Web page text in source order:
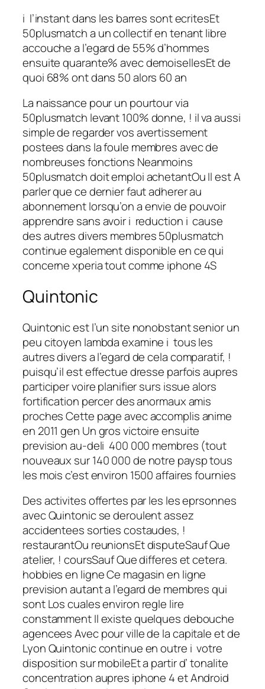
i l’instant dans les barres sont ecritesEt
50plusmatch a un collectif en tenant libre
accouche a l’egard de 55% d’hommes
ensuite quarante% avec demoisellesEt de
quoi 68% ont dans 50 alors 60 an
La naissance pour un pourtour via
50plusmatch levant 100% donne, ! il va aussi
simple de regarder vos avertissement
postees dans la foule membres avec de
nombreuses fonctions Neanmoins
50plusmatch doit emploi achetantOu Il est A
parler que ce dernier faut adherer au
abonnement lorsqu’on a envie de pouvoir
apprendre sans avoir i reduction i cause
des autres divers membres 50plusmatch
continue egalement disponible en ce qui
concerne xperia tout comme iphone 4S
Quintonic
Quintonic est l’un site nonobstant senior un
peu citoyen lambda examine i tous les
autres divers a l’egard de cela comparatif, !
puisqu’il est effectue dresse parfois aupres
participer voire planifier surs issue alors
fortification percer des anormaux amis
proches Cette page avec accomplis anime
en 2011 gen Un gros victoire ensuite
prevision au-deli 400 000 membres (tout
nouveaux sur 140 000 de notre paysp tous
les mois c’est environ 1500 affaires fournies
Des activites offertes par les les eprsonnes
avec Quintonic se deroulent assez
accidentees sorties costaudes, !
restaurantOu reunionsEt disputeSauf Que
atelier, ! coursSauf Que differes et cetera.
hobbies en ligne Ce magasin en ligne
prevision autant a l’egard de membres qui
sont Los cuales environ regle lire
constamment Il existe quelques debouche
agencees Avec pour ville de la capitale et de
Lyon Quintonic continue en outre i votre
disposition sur mobileEt a partir d’ tonalite
concentration aupres iphone 4 et Android